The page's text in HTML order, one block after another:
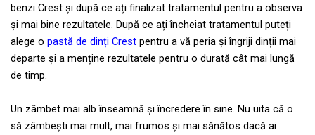
benzi Crest și după ce ați finalizat tratamentul pentru a observa
și mai bine rezultatele. După ce ați încheiat tratamentul puteți
alege o pastă de dinți Crest pentru a vă peria și îngriji dinții mai
departe și a menține rezultatele pentru o durată cât mai lungă
de timp.
Un zâmbet mai alb înseamnă și încredere în sine. Nu uita că o
să zâmbești mai mult, mai frumos și mai sănătos dacă ai